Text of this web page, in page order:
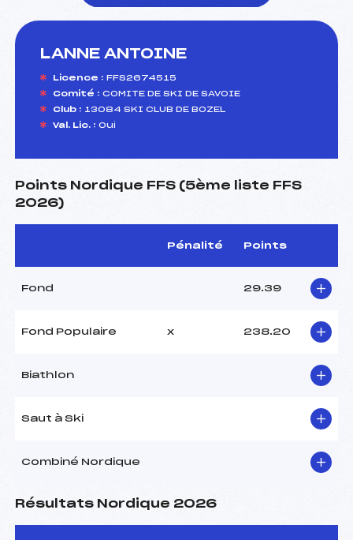
LANNE ANTOINE
Licence : FFS2674515
Comité : COMITE DE SKI DE SAVOIE
Club : 13084 SKI CLUB DE BOZEL
Val. Lic. : Oui
Points Nordique FFS (5ème liste FFS
2026)
Pénalité Points
Fond 29.39
Fond Populaire x 238.20
Biathlon
Saut à Ski
Combiné Nordique
Résultats Nordique 2026